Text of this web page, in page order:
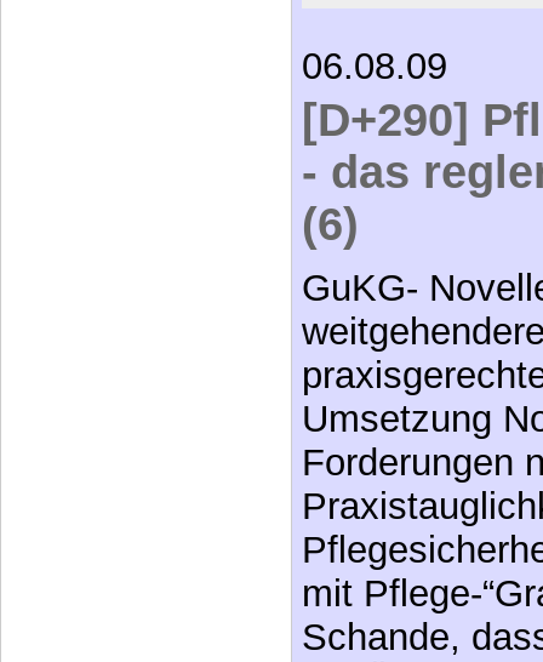
06.08.09
[D+290]
- das
(6)
GuKG-
Umsetzung
Forderungen
mit Pflege-
Schande,